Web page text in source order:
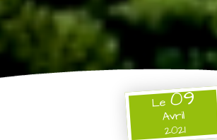
Le09
Avril
2021